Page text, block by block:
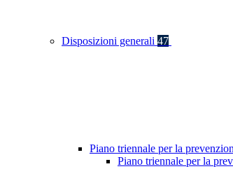
Disposizioni generali 47
Piano triennale per la
Piano triennale per la